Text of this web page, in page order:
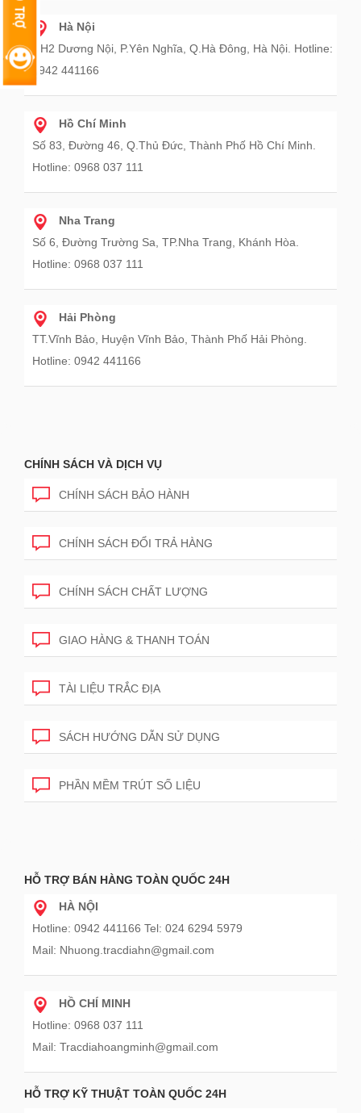
Hà Nội
HH2 Dương Nội, P.Yên Nghĩa, Q.Hà Đông, Hà Nội. Hotline:
0942 441166
Hồ Chí Minh
Số 83, Đường 46, Q.Thủ Đức, Thành Phố Hồ Chí Minh.
Hotline: 0968 037 111
Nha Trang
Số 6, Đường Trường Sa, TP.Nha Trang, Khánh Hòa.
Hotline: 0968 037 111
Hải Phòng
TT.Vĩnh Bảo, Huyện Vĩnh Bảo, Thành Phố Hải Phòng.
Hotline: 0942 441166
CHÍNH SÁCH VÀ DỊCH VỤ
CHÍNH SÁCH BẢO HÀNH
CHÍNH SÁCH ĐỔI TRẢ HÀNG
CHÍNH SÁCH CHẤT LƯỢNG
GIAO HÀNG & THANH TOÁN
TÀI LIỆU TRẮC ĐỊA
SÁCH HƯỚNG DẪN SỬ DỤNG
PHẦN MỀM TRÚT SỐ LIỆU
HỖ TRỢ BÁN HÀNG TOÀN QUỐC 24H
HÀ NỘI
Hotline: 0942 441166 Tel: 024 6294 5979
Mail: Nhuong.tracdiahn@gmail.com
HỒ CHÍ MINH
Hotline: 0968 037 111
Mail: Tracdiahoangminh@gmail.com
HỖ TRỢ KỸ THUẬT TOÀN QUỐC 24H